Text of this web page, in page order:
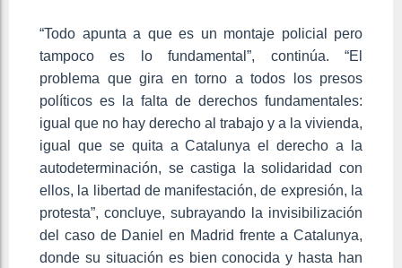
“Todo apunta a que es un montaje policial pero
tampoco es lo fundamental”, continúa. “El
problema que gira en torno a todos los presos
políticos es la falta de derechos fundamentales:
igual que no hay derecho al trabajo y a la vivienda,
igual que se quita a Catalunya el derecho a la
autodeterminación, se castiga la solidaridad con
ellos, la libertad de manifestación, de expresión, la
protesta”, concluye, subrayando la invisibilización
del caso de Daniel en Madrid frente a Catalunya,
donde su situación es bien conocida y hasta han